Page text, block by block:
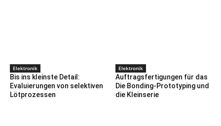
Elektronik
Bis ins kleinste Detail:
Evaluierungen von selektiven
Lötprozessen
Elektronik
Auftragsfertigungen für das
Die Bonding-Prototyping und
die Kleinserie